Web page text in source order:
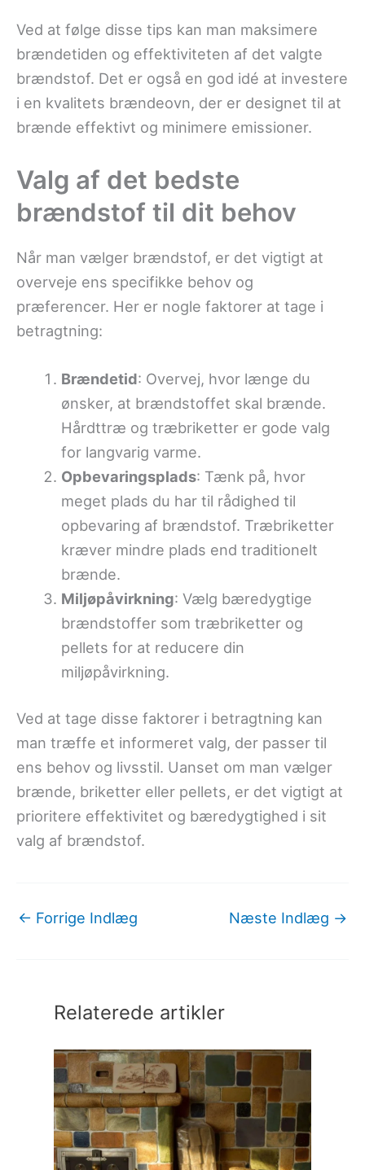
Ved at følge disse tips kan man maksimere
brændetiden og effektiviteten af det valgte
brændstof. Det er også en god idé at investere
i en kvalitets brændeovn, der er designet til at
brænde effektivt og minimere emissioner.
Valg af det bedste
brændstof til dit behov
Når man vælger brændstof, er det vigtigt at
overveje ens specifikke behov og
præferencer. Her er nogle faktorer at tage i
betragtning:
Brændetid: Overvej, hvor længe du
ønsker, at brændstoffet skal brænde.
Hårdttræ og træbriketter er gode valg
for langvarig varme.
Opbevaringsplads: Tænk på, hvor
meget plads du har til rådighed til
opbevaring af brændstof. Træbriketter
kræver mindre plads end traditionelt
brænde.
Miljøpåvirkning: Vælg bæredygtige
brændstoffer som træbriketter og
pellets for at reducere din
miljøpåvirkning.
Ved at tage disse faktorer i betragtning kan
man træffe et informeret valg, der passer til
ens behov og livsstil. Uanset om man vælger
brænde, briketter eller pellets, er det vigtigt at
prioritere effektivitet og bæredygtighed i sit
valg af brændstof.
← Forrige Indlæg Næste Indlæg →
Relaterede artikler